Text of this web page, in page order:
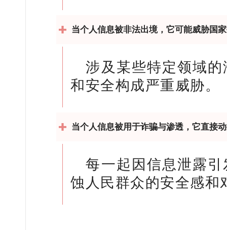
当个人信息被非法出境，它可能威胁国
涉及某些特定领域
和安全构成严重威胁。
当个人信息被用于诈骗与渗透，它直接
每一起因信息泄露
蚀人民群众的安全感和